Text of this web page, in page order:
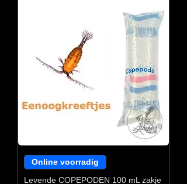
Online voorradig
Levende COPEPODEN 100 mL zakje